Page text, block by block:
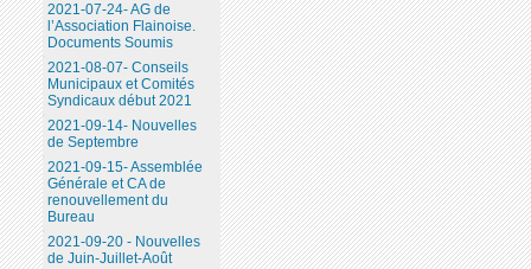
2021-07-24- AG de
l’Association Flainoise.
Documents Soumis
2021-08-07- Conseils
Municipaux et Comités
Syndicaux début 2021
2021-09-14- Nouvelles
de Septembre
2021-09-15- Assemblée
Générale et CA de
renouvellement du
Bureau
2021-09-20 - Nouvelles
de Juin-Juillet-Août